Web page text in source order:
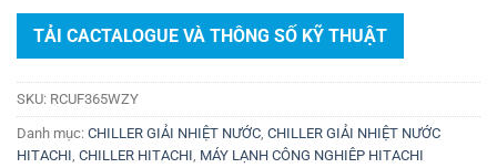
TẢI CACTALOGUE VÀ THÔNG SỐ KỸ THUẬT
SKU: RCUF365WZY
Danh mục: CHILLER GIẢI NHIỆT NƯỚC CHILLER GIẢI NHIỆT NƯỚC
HITACHI CHILLER HITACHI MÁY LẠNH CÔNG NGHIÊP HITACHI